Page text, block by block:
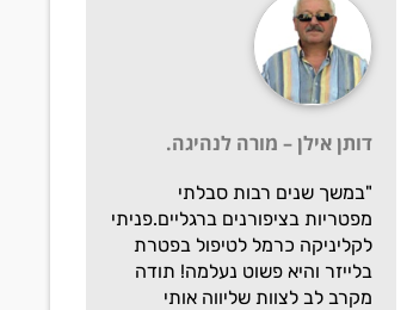
דותן אילן – מורה לנהיגה.
"במשך שנים רבות סבלתי
מפטריות בציפורנים ברגליים.פניתי
לקליניקה כרמל לטיפול בפטרת
בלייזר והיא פשוט נעלמה! תודה
מקרב לב לצוות שליווה אותי